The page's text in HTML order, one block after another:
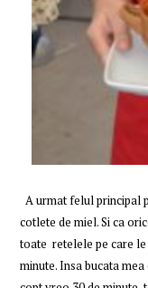
A urmat felul principal
cotlete de miel. Si ca
toate retelele pe care le
minute. Insa bucata